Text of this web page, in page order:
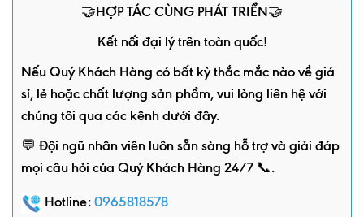
🤝HỢP TÁC CÙNG PHÁT TRIỂN🤝
Kết nối đại lý trên toàn quốc!
Nếu Quý Khách Hàng có bất kỳ thắc mắc nào về giá
sỉ, lẻ hoặc chất lượng sản phẩm, vui lòng liên hệ với
chúng tôi qua các kênh dưới đây.
💬 Đội ngũ nhân viên luôn sẵn sàng hỗ trợ và giải đáp
mọi câu hỏi của Quý Khách Hàng 24/7 📞.
Hotline: 0965818578